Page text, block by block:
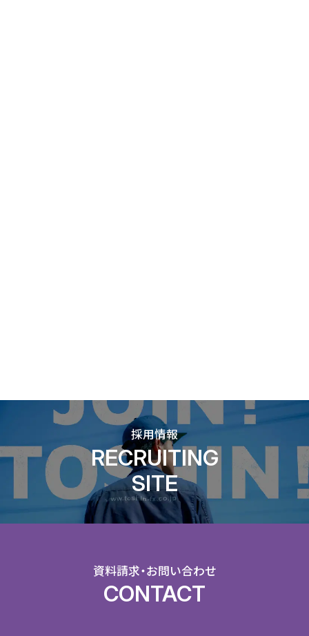
採用情報
RECRUITING
SITE
資料請求・お問い合わせ
CONTACT